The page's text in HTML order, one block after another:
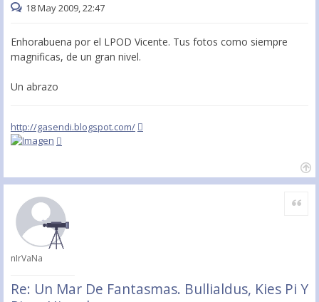
18 May 2009, 22:47
Enhorabuena por el LPOD Vicente. Tus fotos como siempre
magnificas, de un gran nivel.
Un abrazo
http://gasendi.blogspot.com/
nIrVaNa
Re: Un Mar De Fantasmas. Bullialdus, Kies Pi Y
Citar